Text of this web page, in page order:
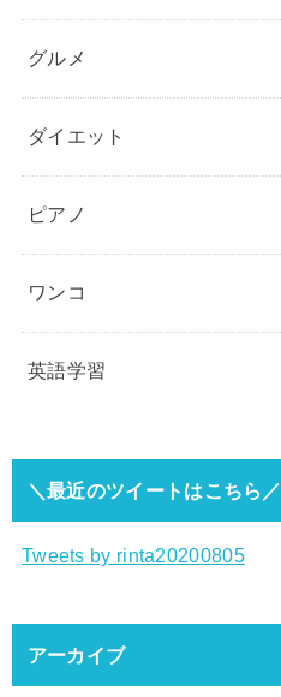
グルメ
ダイエット
ピアノ
ワンコ
英語学習
＼最近のツイートはこちら／
Tweets by rinta20200805
アーカイブ